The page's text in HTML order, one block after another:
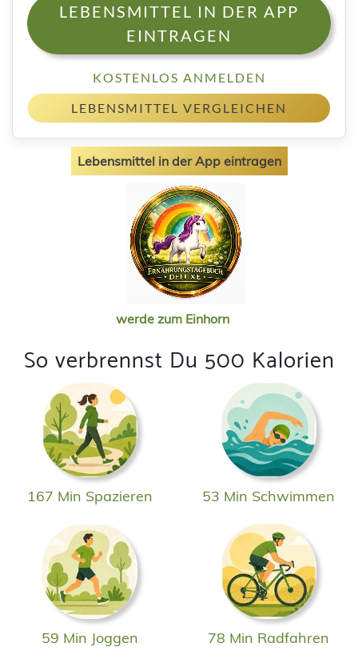
LEBENSMITTEL IN DER APP
EINTRAGEN
KOSTENLOS ANMELDEN
LEBENSMITTEL VERGLEICHEN
Lebensmittel in der App eintragen
werde zum Einhorn
So verbrennst Du 500 Kalorien
167 Min Spazieren 53 Min Schwimmen
59 Min Joggen 78 Min Radfahren